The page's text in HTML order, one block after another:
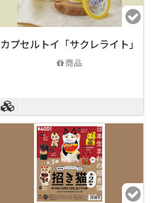
カプセルトイ「サクレライト」
商品